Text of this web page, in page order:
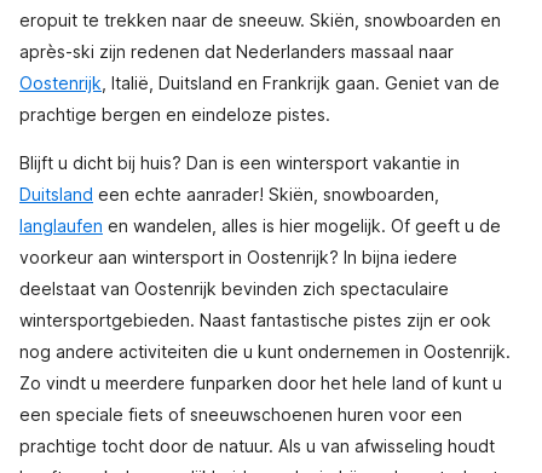
eropuit te trekken naar de sneeuw. Skiën, snowboarden en
après-ski zijn redenen dat Nederlanders massaal naar
Oostenrijk , Italië, Duitsland en Frankrijk gaan. Geniet van de
prachtige bergen en eindeloze pistes.
Blijft u dicht bij huis? Dan is een wintersport vakantie in
Duitsland een echte aanrader! Skiën, snowboarden,
langlaufen en wandelen, alles is hier mogelijk. Of geeft u de
voorkeur aan wintersport in Oostenrijk? In bijna iedere
deelstaat van Oostenrijk bevinden zich spectaculaire
wintersportgebieden. Naast fantastische pistes zijn er ook
nog andere activiteiten die u kunt ondernemen in Oostenrijk.
Zo vindt u meerdere funparken door het hele land of kunt u
een speciale fiets of sneeuwschoenen huren voor een
prachtige tocht door de natuur. Als u van afwisseling houdt